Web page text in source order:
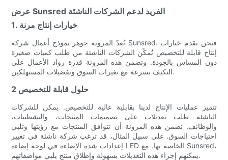
عرض Sunsred الفريد لدعم الشركات الناشئة
1. خيارات إنتاج مرنة
تُعدّ المرونة جوهر نموذج أعمال شركة Sunsred. فنحن نقدم خيارات
إنتاج قابلة للتخصيص تُمكّن الشركات الناشئة من طلب كميات صغيرة
دون المساس بالجودة. وتضمن هذه المرونة قدرة رواد الأعمال على
التكيف بسرعة مع تغيرات السوق وتفضيلات المستهلكين.
2 حلول قابلة للتخصيص
تتميز عمليات الإنتاج لدينا بقابلية عالية للتخصيص. يمكن للشركات
الناشئة طلب تعديلات على تصميمات المنتجات، والتشطيبات،
والوظائف. تضمن هذه المرونة أن تتوافق المنتجات مع رؤيتها وتلبي
احتياجات السوق. على سبيل المثال، قد ترغب شركة ناشئة في تغيير
إعدادات شدة الإضاءة في لوحة إضاءة LED الخاصة بها. مع Sunsred،
يمكنهم إجراء هذه التعديلات بسهولة وإطلاق منتج يلبي مواصفاتهم.